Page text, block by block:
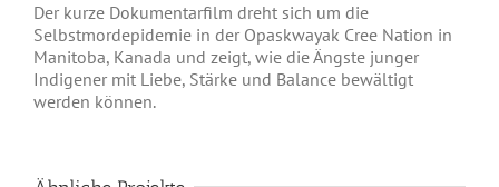
Der kurze Dokumentarfilm dreht sich um die
Selbstmordepidemie in der Opaskwayak Cree Nation in
Manitoba, Kanada und zeigt, wie die Ängste junger
Indigener mit Liebe, Stärke und Balance bewältigt
werden können.